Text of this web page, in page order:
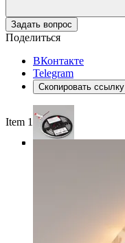
Задать вопрос
Поделиться
ВКонтакте
Telegram
Скопировать ссылку
Item 1 of 4